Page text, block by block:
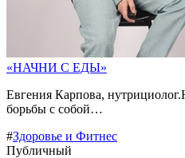
«НАЧНИ С ЕДЫ»
Евгения Карпова,
борьбы с собой…
#Здоровье и Фитнес
Публичный